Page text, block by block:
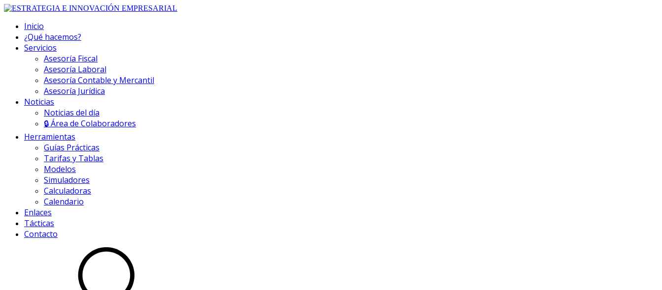
Inicio
¿Qué hacemos?
Servicios
Asesoría Fiscal
Asesoría Laboral
Asesoría Contable y Mercantil
Asesoría Jurídica
Noticias
Noticias del día
🔒 Área de Colaboradores
Herramientas
Guías Prácticas
Tarifas y Tablas
Modelos
Simuladores
Calculadoras
Calendario
Enlaces
Tácticas
Contacto